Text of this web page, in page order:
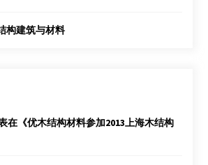
构建筑与材料
在《优木结构材料参加2013上海木结构